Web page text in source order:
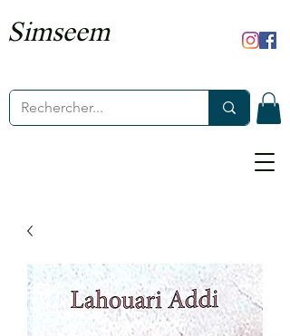
Simseem